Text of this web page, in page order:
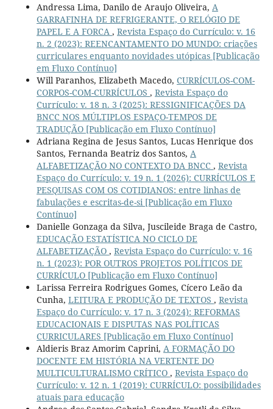
Andressa Lima, Danilo de Araujo Oliveira, A
GARRAFINHA DE REFRIGERANTE, O RELÓGIO DE
PAPEL E A FORCA , Revista Espaço do Currículo: v. 16
n. 2 (2023): REENCANTAMENTO DO MUNDO: criações
curriculares enquanto novidades utópicas [Publicação
em Fluxo Contínuo]
Will Paranhos, Elizabeth Macedo, CURRÍCULOS-COM-
CORPOS-COM-CURRÍCULOS , Revista Espaço do
Currículo: v. 18 n. 3 (2025): RESSIGNIFICAÇÕES DA
BNCC NOS MÚLTIPLOS ESPAÇO-TEMPOS DE
TRADUÇÃO [Publicação em Fluxo Contínuo]
Adriana Regina de Jesus Santos, Lucas Henrique dos
Santos, Fernanda Beatriz dos Santos, A
ALFABETIZAÇÃO NO CONTEXTO DA BNCC , Revista
Espaço do Currículo: v. 19 n. 1 (2026): CURRÍCULOS E
PESQUISAS COM OS COTIDIANOS: entre linhas de
fabulações e escritas-de-si [Publicação em Fluxo
Contínuo]
Danielle Gonzaga da Silva, Juscileide Braga de Castro,
EDUCAÇÃO ESTATÍSTICA NO CICLO DE
ALFABETIZAÇÃO , Revista Espaço do Currículo: v. 16
n. 1 (2023): POR OUTROS PROJETOS POLÍTICOS DE
CURRÍCULO [Publicação em Fluxo Contínuo]
Larissa Ferreira Rodrigues Gomes, Cícero Leão da
Cunha, LEITURA E PRODUÇÃO DE TEXTOS , Revista
Espaço do Currículo: v. 17 n. 3 (2024): REFORMAS
EDUCACIONAIS E DISPUTAS NAS POLÍTICAS
CURRICULARES [Publicação em Fluxo Contínuo]
Aldieris Braz Amorim Caprini, A FORMAÇÃO DO
DOCENTE EM HISTÓRIA NA VERTENTE DO
MULTICULTURALISMO CRÍTICO , Revista Espaço do
Currículo: v. 12 n. 1 (2019): CURRÍCULO: possibilidades
atuais para educação